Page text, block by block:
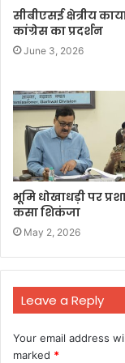
सीबीएसई क्षेत्रीय
कांग्रेस का प्रदर्शन
June 3, 2026
भूमि धोखाधड़ी पर
कसा शिकंजा
May 2, 2026
Leave a Reply
Your email address
marked *